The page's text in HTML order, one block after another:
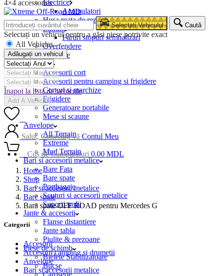
Electrice
Acumulatori
Husa roata de rezerva
Lumini
Faruri stopuri semnalizari
Overfendere
Snorkele
Camping
Accesorii cort
Accesorii pentru camping si frigidere
Corturi si marchize
Frigidere
Generatoare portabile
Mese si scaune
Anvelope
All Terrain
Extreme
Mud Terrain
Bari si accesorii metalice
Bare Fata
Bare spate
Portbagaje
Scuturi si accesorii metalice
Suporti trolii
Jante & accesorii
Flanse distantiere
Jante tabla
Piulite & prezoane
Piese de schimb
Bielete Stabilizatoare
Bucse
Caroserie
4×4 accessories
Selectați Vehiculul Caută
Selectați un vehicul pentru a găsi piese potrivite exact
All Vehicles
Adăugați un vehicul
Înapoi la lista de vehicule
Add A Vehicle
Salut, Conectați-vă Contul Meu
Coș de Cumpărături 0.00 MDL
Home
Shop
Bari si accesorii metalice
Bare spate
Bara spate OFF ROAD pentru Mercedes G
Categorii
Accesorii
Accesorii camping si drumetii
Anvelope
Bari si accesorii metalice